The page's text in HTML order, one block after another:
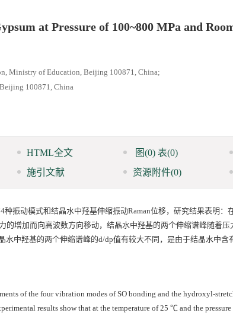
at Pressure of 100~800 MPa and
Ministry of Education, Beijing 100871, China;
100871, China
HTML全文 图(0) 表(0)
施引文献 资源附件(0)
种振动模式和结晶水中羟基伸缩振动Raman位移，研究结果表明：
的增加而向高波数方向移动，结晶水中羟基的两个伸缩谱峰随着
中羟基的两个伸缩谱峰的d/dp值有较大不同，是由于结晶水中含
of the four vibration modes of SO bonding and the hydroxyl-
results show that at the temperature of 25 ℃ and the